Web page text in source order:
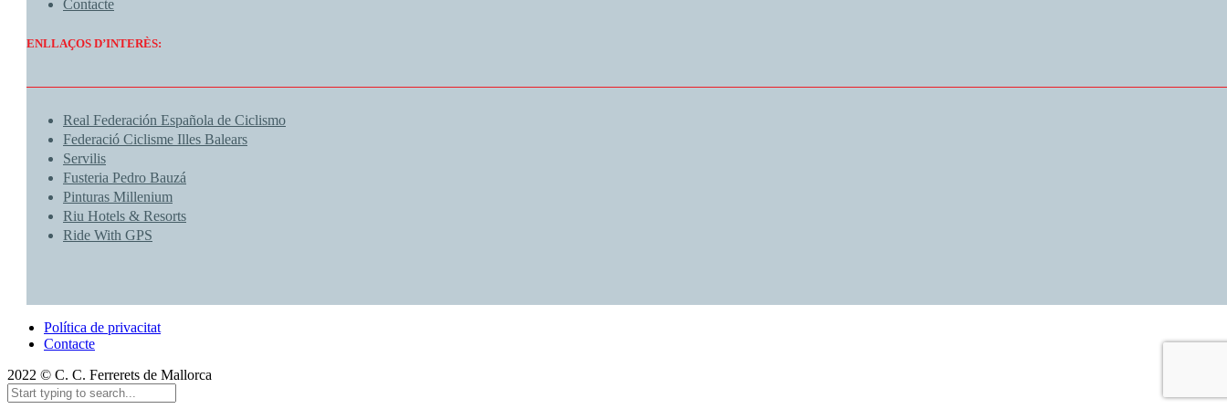
Contacte
ENLLAÇOS D’INTERÈS:
Real Federación Española de Ciclismo
Federació Ciclisme Illes Balears
Servilis
Fusteria Pedro Bauzá
Pinturas Millenium
Riu Hotels & Resorts
Ride With GPS
Política de privacitat
Contacte
2022 © C. C. Ferrerets de Mallorca